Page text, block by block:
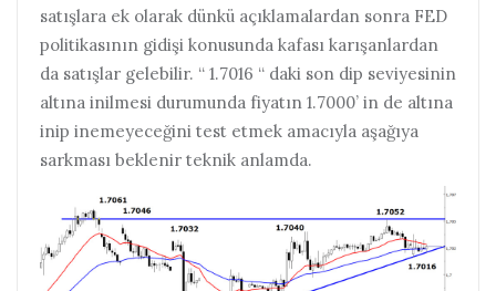
satışlara ek olarak dünkü açıklamalardan sonra FED
politikasının gidişi konusunda kafası karışanlardan
da satışlar gelebilir. “ 1.7016 “ daki son dip seviyesinin
altına inilmesi durumunda fiyatın 1.7000’ in de altına
inip inemeyeceğini test etmek amacıyla aşağıya
sarkması beklenir teknik anlamda.